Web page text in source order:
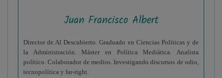
Juan Francisco Albert
Director de Al Descubierto. Graduado en Ciencias Políticas y de
la Administración. Máster en Política Mediática. Analista
político. Colaborador de medios. Investigando discursos de odio,
tecnopolítica y far-right.